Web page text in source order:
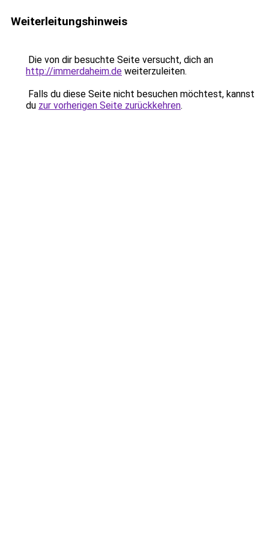
Weiterleitungshinweis
Die von dir besuchte Seite versucht, dich an
http://immerdaheim.de weiterzuleiten.
Falls du diese Seite nicht besuchen möchtest, kannst
du zur vorherigen Seite zurückkehren.